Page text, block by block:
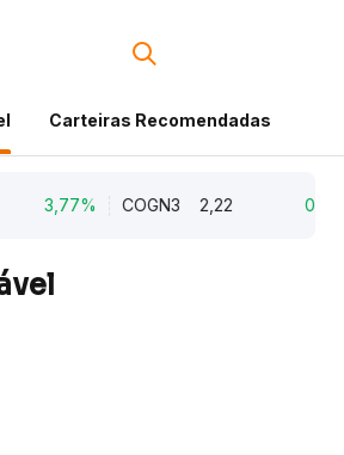
Carteiras Recomendadas
3,77% COGN3 2,22 0,91%